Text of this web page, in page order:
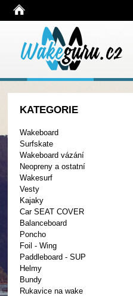
KATEGORIE
Wakeboard
Surfskate
Wakeboard vázání
Neopreny a ostatní
Wakesurf
Vesty
Kajaky
Car SEAT COVER
Balanceboard
Poncho
Foil - Wing
Paddleboard - SUP
Helmy
Bundy
Rukavice na wake